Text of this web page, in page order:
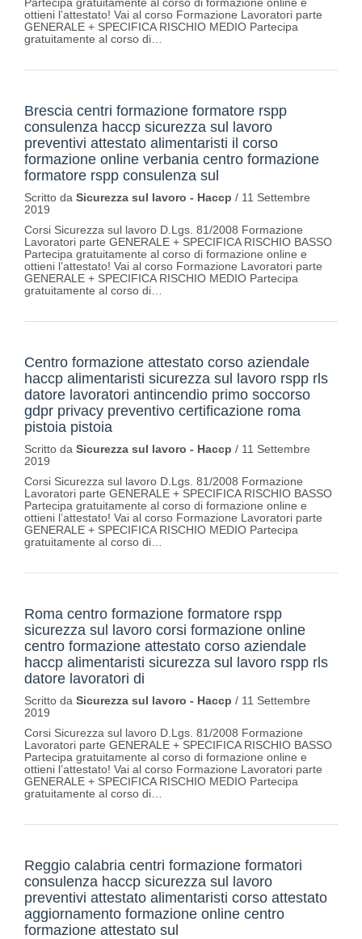
ottieni l’attestato! Vai al corso Formazione Lavoratori parte
GENERALE + SPECIFICA RISCHIO MEDIO Partecipa
gratuitamente al corso di…
Brescia centri formazione formatore rspp
consulenza haccp sicurezza sul lavoro
preventivi attestato alimentaristi il corso
formazione online verbania centro formazione
formatore rspp consulenza sul
Scritto da Sicurezza sul lavoro - Haccp / 11 Settembre
2019
Corsi Sicurezza sul lavoro D.Lgs. 81/2008 Formazione
Lavoratori parte GENERALE + SPECIFICA RISCHIO BASSO
Partecipa gratuitamente al corso di formazione online e
ottieni l’attestato! Vai al corso Formazione Lavoratori parte
GENERALE + SPECIFICA RISCHIO MEDIO Partecipa
gratuitamente al corso di…
Centro formazione attestato corso aziendale
haccp alimentaristi sicurezza sul lavoro rspp rls
datore lavoratori antincendio primo soccorso
gdpr privacy preventivo certificazione roma
pistoia pistoia
Scritto da Sicurezza sul lavoro - Haccp / 11 Settembre
2019
Corsi Sicurezza sul lavoro D.Lgs. 81/2008 Formazione
Lavoratori parte GENERALE + SPECIFICA RISCHIO BASSO
Partecipa gratuitamente al corso di formazione online e
ottieni l’attestato! Vai al corso Formazione Lavoratori parte
GENERALE + SPECIFICA RISCHIO MEDIO Partecipa
gratuitamente al corso di…
Roma centro formazione formatore rspp
sicurezza sul lavoro corsi formazione online
centro formazione attestato corso aziendale
haccp alimentaristi sicurezza sul lavoro rspp rls
datore lavoratori di
Scritto da Sicurezza sul lavoro - Haccp / 11 Settembre
2019
Corsi Sicurezza sul lavoro D.Lgs. 81/2008 Formazione
Lavoratori parte GENERALE + SPECIFICA RISCHIO BASSO
Partecipa gratuitamente al corso di formazione online e
ottieni l’attestato! Vai al corso Formazione Lavoratori parte
GENERALE + SPECIFICA RISCHIO MEDIO Partecipa
gratuitamente al corso di…
Reggio calabria centri formazione formatori
consulenza haccp sicurezza sul lavoro
preventivi attestato alimentaristi corso attestato
aggiornamento formazione online centro
formazione attestato sul